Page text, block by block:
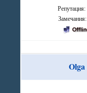
Репутация:
Замечания:
Olga